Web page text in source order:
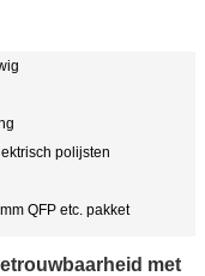
polijsten
QFP etc. pakket
met